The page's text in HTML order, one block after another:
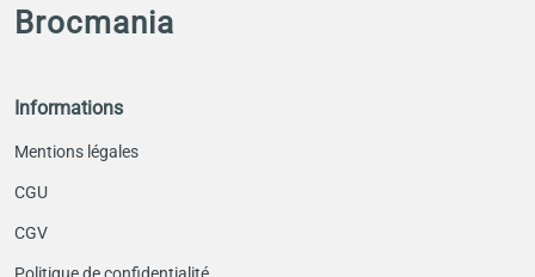
Brocmania
Informations
Mentions légales
CGU
CGV